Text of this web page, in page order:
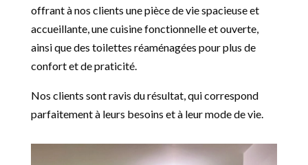
offrant à nos clients une pièce de vie spacieuse et
accueillante, une cuisine fonctionnelle et ouverte,
ainsi que des toilettes réaménagées pour plus de
confort et de praticité.
Nos clients sont ravis du résultat, qui correspond
parfaitement à leurs besoins et à leur mode de vie.